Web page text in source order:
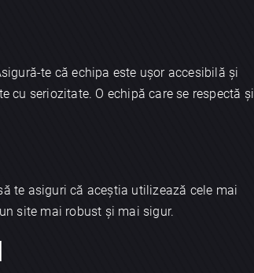
te că echipa este ușor accesibilă și
cu seriozitate. O echipă care se respectă și
te asiguri că aceștia utilizează cele mai
site mai robust și mai sigur.